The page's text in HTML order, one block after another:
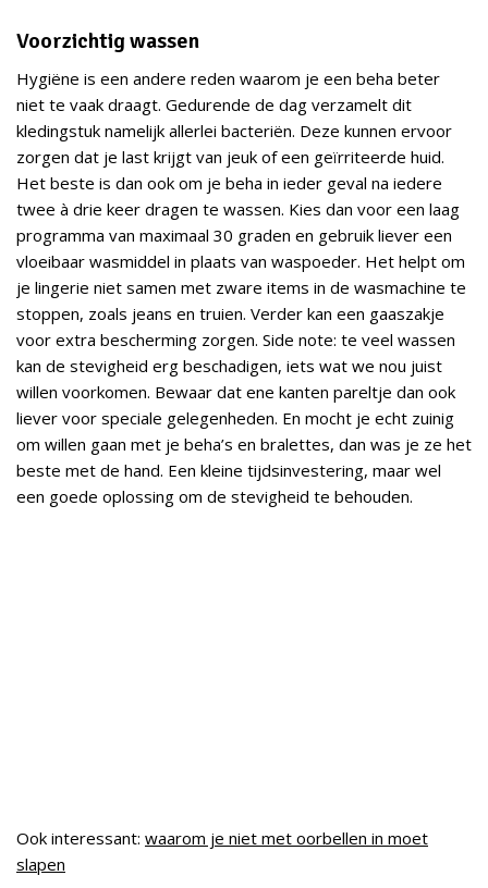
Voorzichtig wassen
Hygiëne is een andere reden waarom je een beha beter
niet te vaak draagt. Gedurende de dag verzamelt dit
kledingstuk namelijk allerlei bacteriën. Deze kunnen ervoor
zorgen dat je last krijgt van jeuk of een geïrriteerde huid.
Het beste is dan ook om je beha in ieder geval na iedere
twee à drie keer dragen te wassen. Kies dan voor een laag
programma van maximaal 30 graden en gebruik liever een
vloeibaar wasmiddel in plaats van waspoeder. Het helpt om
je lingerie niet samen met zware items in de wasmachine te
stoppen, zoals jeans en truien. Verder kan een gaaszakje
voor extra bescherming zorgen. Side note: te veel wassen
kan de stevigheid erg beschadigen, iets wat we nou juist
willen voorkomen. Bewaar dat ene kanten pareltje dan ook
liever voor speciale gelegenheden. En mocht je echt zuinig
om willen gaan met je beha’s en bralettes, dan was je ze het
beste met de hand. Een kleine tijdsinvestering, maar wel
een goede oplossing om de stevigheid te behouden.
Ook interessant: waarom je niet met oorbellen in moet
slapen